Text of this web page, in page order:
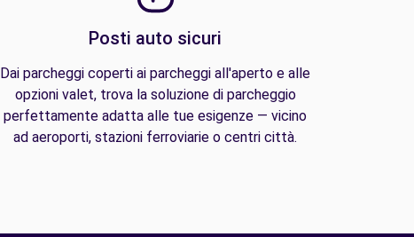
Posti auto sicuri
Dai parcheggi coperti ai parcheggi all'aperto e alle
opzioni valet, trova la soluzione di parcheggio
perfettamente adatta alle tue esigenze — vicino
ad aeroporti, stazioni ferroviarie o centri città.